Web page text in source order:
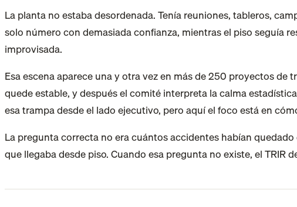
La planta no estaba desordenada. Tenía reuniones, tableros,
solo número con demasiada confianza, mientras el piso seguía
improvisada.
Esa escena aparece una y otra vez en más de 250 proyectos
quede estable, y después el comité interpreta la calma
esa trampa desde el lado ejecutivo, pero aquí el foco está en
La pregunta correcta no era cuántos accidentes habían
que llegaba desde piso. Cuando esa pregunta no existe, el TRIR